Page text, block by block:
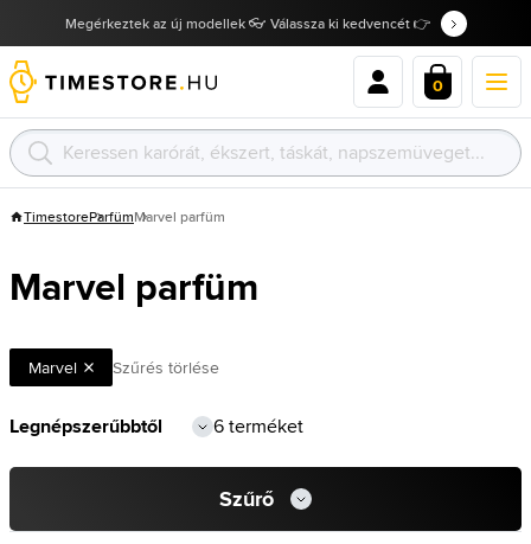
Megérkeztek az új modellek 👓 Válassza ki kedvencét 👉
0
TimestoreParfümMarvel parfüm
Marvel parfüm
Marvel Szűrés törlése
6 terméket
Szűrő